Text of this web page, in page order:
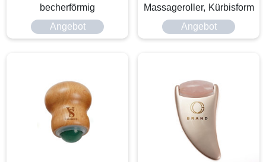
becherförmig
Angebot
Massageroller, Kürbisform
Angebot